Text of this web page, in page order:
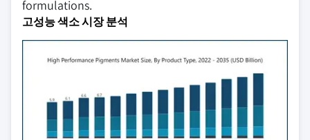
formulations.
고성능 색소 시장 분석